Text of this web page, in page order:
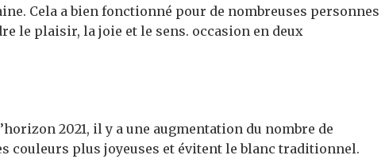
Cela a bien fonctionné pour de nombreuses personnes
le plaisir, la joie et le sens. occasion en deux
2021, il y a une augmentation du nombre de
couleurs plus joyeuses et évitent le blanc traditionnel.